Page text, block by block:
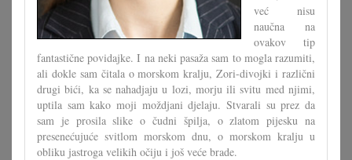
već nisu
naučna na
ovakov tip
fantastične povidajke. I na neki pasaža sam to mogla razumiti,
ali dokle sam čitala o morskom kralju, Zori-divojki i različni
drugi bići, ka se nahadjaju u lozi, morju ili svitu med njimi,
uptila sam kako moji moždjani djelaju. Stvarali su prez da
sam je prosila slike o čudni špilja, o zlatom pijesku na
presenećujuće svitlom morskom dnu, o morskom kralju u
obliku jastroga velikih očiju i još veće brade.